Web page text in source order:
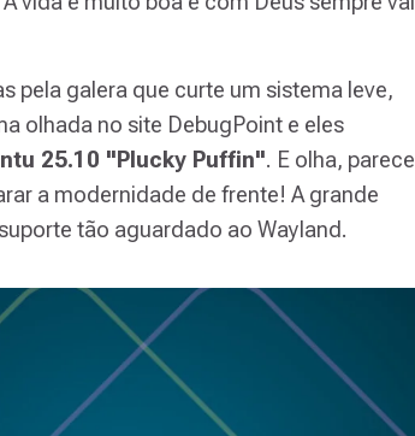
pela galera que curte um sistema leve,
olhada no site DebugPoint e eles
25.10 "Plucky Puffin". E olha, parece
a modernidade de frente! A grande
tão aguardado ao Wayland.